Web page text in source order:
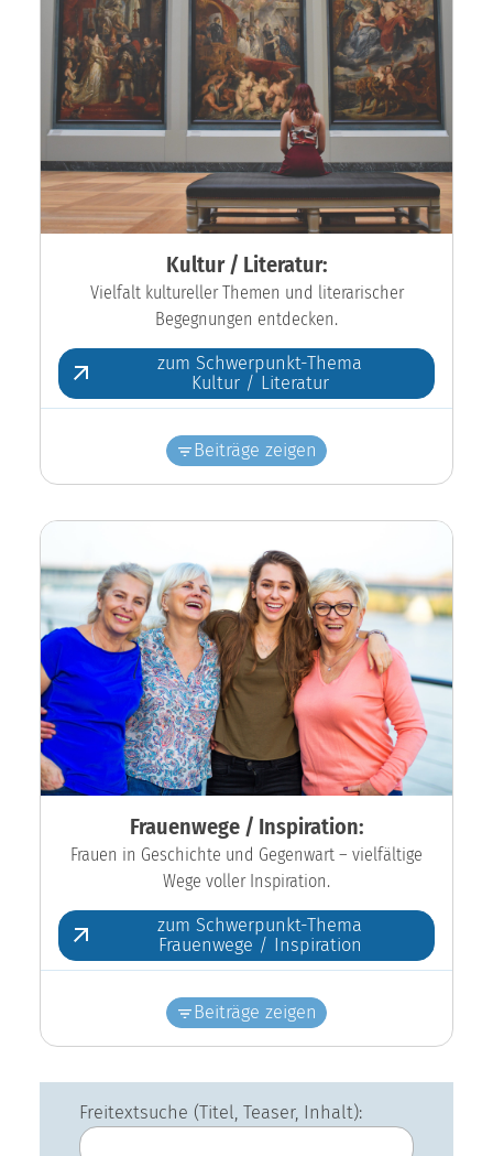
Kultur / Literatur:
Vielfalt kultureller Themen und literarischer
Begegnungen entdecken.
zum Schwerpunkt-Thema
Kultur / Literatur
Beiträge zeigen
Frauenwege / Inspiration:
Frauen in Geschichte und Gegenwart – vielfältige
Wege voller Inspiration.
zum Schwerpunkt-Thema
Frauenwege / Inspiration
Beiträge zeigen
Freitextsuche (Titel, Teaser, Inhalt):